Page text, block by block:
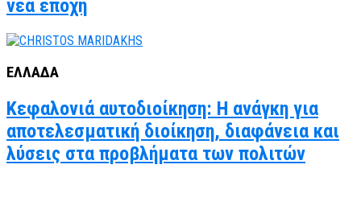
νέα εποχή
ΕΛΛΑΔΑ
Κεφαλονιά αυτοδιοίκηση: Η ανάγκη για
αποτελεσματική διοίκηση, διαφάνεια και
λύσεις στα προβλήματα των πολιτών